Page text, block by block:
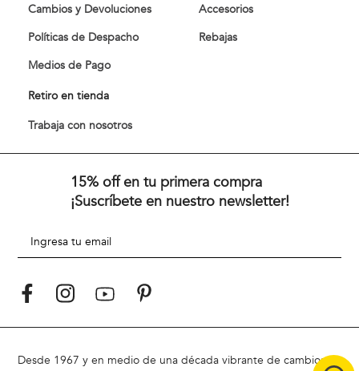
Cambios y Devoluciones
Políticas de Despacho
Medios de Pago
Retiro en tienda
Trabaja con nosotros
Accesorios
Rebajas
15% off en tu primera compra
¡Suscríbete en nuestro newsletter!
Desde 1967 y en medio de una década vibrante de cambios